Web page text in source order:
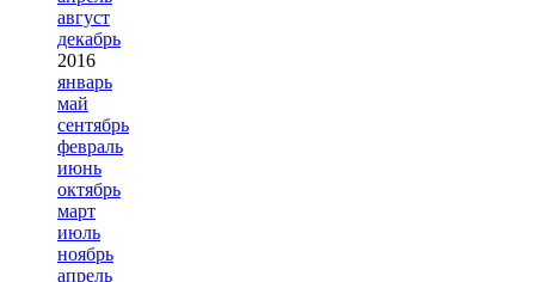
август
декабрь
2016
январь
май
сентябрь
февраль
июнь
октябрь
март
июль
ноябрь
апрель